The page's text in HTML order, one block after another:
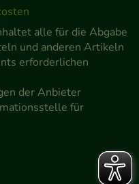
alle für die Abgabe
und anderen Artikeln
erforderlichen
der Anbieter
für